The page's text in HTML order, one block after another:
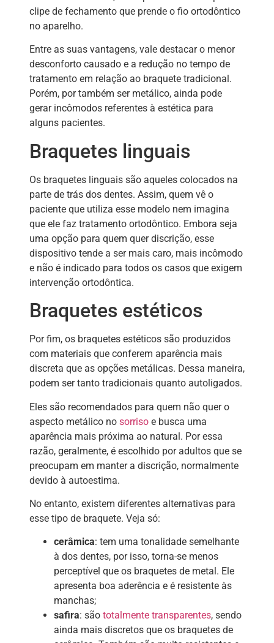
clipe de fechamento que prende o fio ortodôntico
no aparelho.
Entre as suas vantagens, vale destacar o menor
desconforto causado e a redução no tempo de
tratamento em relação ao braquete tradicional.
Porém, por também ser metálico, ainda pode
gerar incômodos referentes à estética para
alguns pacientes.
Braquetes linguais
Os braquetes linguais são aqueles colocados na
parte de trás dos dentes. Assim, quem vê o
paciente que utiliza esse modelo nem imagina
que ele faz tratamento ortodôntico. Embora seja
uma opção para quem quer discrição, esse
dispositivo tende a ser mais caro, mais incômodo
e não é indicado para todos os casos que exigem
intervenção ortodôntica.
Braquetes estéticos
Por fim, os braquetes estéticos são produzidos
com materiais que conferem aparência mais
discreta que as opções metálicas. Dessa maneira,
podem ser tanto tradicionais quanto autoligados.
Eles são recomendados para quem não quer o
aspecto metálico no sorriso e busca uma
aparência mais próxima ao natural. Por essa
razão, geralmente, é escolhido por adultos que se
preocupam em manter a discrição, normalmente
devido à autoestima.
No entanto, existem diferentes alternativas para
esse tipo de braquete. Veja só:
cerâmica: tem uma tonalidade semelhante
à dos dentes, por isso, torna-se menos
perceptível que os braquetes de metal. Ele
apresenta boa aderência e é resistente às
manchas;
safira: são totalmente transparentes, sendo
ainda mais discretos que os braquetes de